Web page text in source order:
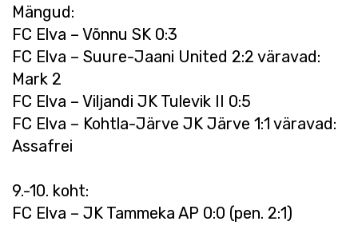
Mängud:
FC Elva – Võnnu SK 0:3
FC Elva – Suure-Jaani United 2:2 väravad:
Mark 2
FC Elva – Viljandi JK Tulevik II 0:5
FC Elva – Kohtla-Järve JK Järve 1:1 väravad:
Assafrei
9.-10. koht:
FC Elva – JK Tammeka AP 0:0 (pen. 2:1)